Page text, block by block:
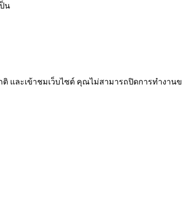
น
และเข้าชมเว็บไซต์ คุณไม่สามารถปิดการทำงาน